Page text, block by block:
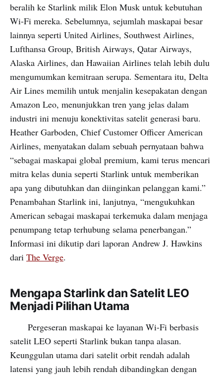
beralih ke Starlink milik Elon Musk untuk kebutuhan
Wi-Fi mereka. Sebelumnya, sejumlah maskapai besar
lainnya seperti United Airlines, Southwest Airlines,
Lufthansa Group, British Airways, Qatar Airways,
Alaska Airlines, dan Hawaiian Airlines telah lebih dulu
mengumumkan kemitraan serupa. Sementara itu, Delta
Air Lines memilih untuk menjalin kesepakatan dengan
Amazon Leo, menunjukkan tren yang jelas dalam
industri ini menuju konektivitas satelit generasi baru.
Heather Garboden, Chief Customer Officer American
Airlines, menyatakan dalam sebuah pernyataan bahwa
“sebagai maskapai global premium, kami terus mencari
mitra kelas dunia seperti Starlink untuk memberikan
apa yang dibutuhkan dan diinginkan pelanggan kami.”
Penambahan Starlink ini, lanjutnya, “mengukuhkan
American sebagai maskapai terkemuka dalam menjaga
penumpang tetap terhubung selama penerbangan.”
Informasi ini dikutip dari laporan Andrew J. Hawkins
dari The Verge.
Mengapa Starlink dan Satelit LEO
Menjadi Pilihan Utama
Pergeseran maskapai ke layanan Wi-Fi berbasis
satelit LEO seperti Starlink bukan tanpa alasan.
Keunggulan utama dari satelit orbit rendah adalah
latensi yang jauh lebih rendah dibandingkan dengan